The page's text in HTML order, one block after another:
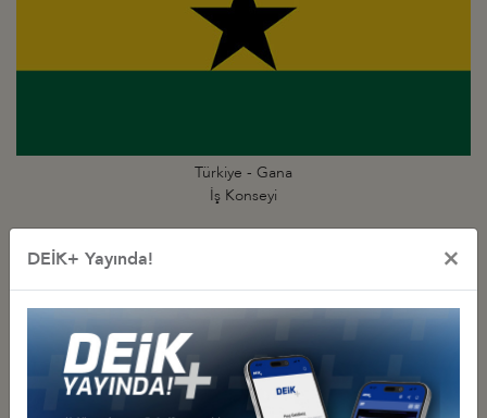
Türkiye - Gana
İş Konseyi
DEİK+ Yayında! ×